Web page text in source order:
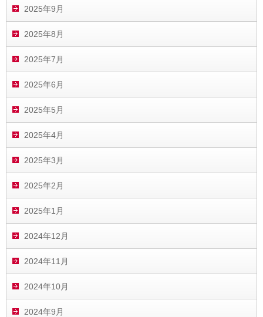
2025年9月
2025年8月
2025年7月
2025年6月
2025年5月
2025年4月
2025年3月
2025年2月
2025年1月
2024年12月
2024年11月
2024年10月
2024年9月